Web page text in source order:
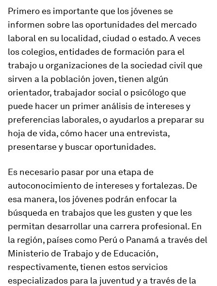
Primero es importante que los jóvenes se
informen sobre las oportunidades del mercado
laboral en su localidad, ciudad o estado. A veces
los colegios, entidades de formación para el
trabajo u organizaciones de la sociedad civil que
sirven a la población joven, tienen algún
orientador, trabajador social o psicólogo que
puede hacer un primer análisis de intereses y
preferencias laborales, o ayudarlos a preparar su
hoja de vida, cómo hacer una entrevista,
presentarse y buscar oportunidades.
Es necesario pasar por una etapa de
autoconocimiento de intereses y fortalezas. De
esa manera, los jóvenes podrán enfocar la
búsqueda en trabajos que les gusten y que les
permitan desarrollar una carrera profesional. En
la región, países como Perú o Panamá a través del
Ministerio de Trabajo y de Educación,
respectivamente, tienen estos servicios
especializados para la juventud y a través de la